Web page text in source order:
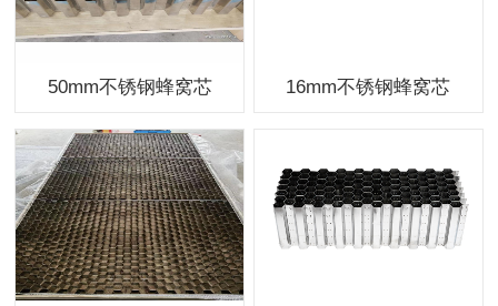
50mm不锈钢蜂窝芯 16mm不锈钢蜂窝芯